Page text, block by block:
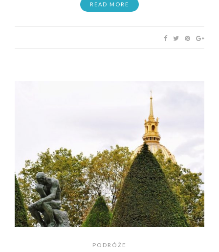
READ MORE
PODRÓŻE